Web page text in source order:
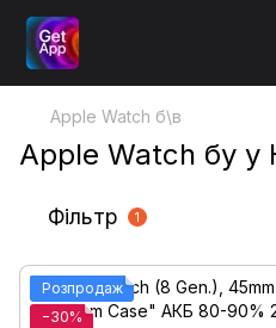
Apple Watch б\в
Apple Watch бу у
Фільтр 1
Розпродаж
−30%